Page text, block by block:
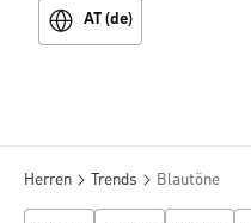
AT (de)
Herren Trends Blautöne